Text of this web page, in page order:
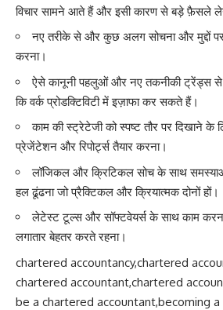
विचार सामने आते हैं और इसी कारण से बड़े फ़ैसले
नए तरीके से और कुछ अलग सोचना और मुद्दों
करना।
ऐसे कानूनी पहलुओं और नए तकनीकी ट्रेंड्स
कि वर्क प्रोडक्टिविटी में इज़ाफा कर सकते हैं।
काम की स्ट्रेटेजी को स्पष्ट तौर पर दिखाने के
प्रेजेंटेशन और रिपोर्ट्स तैयार करना।
लॉजिकल और क्रिटिकल सोच के साथ
हल ढूंढना जो प्रैक्टिकल और क्रियात्मक दोनों हों।
लेटेस्ट टूल्स और सॉफ्टवेयर्स के साथ काम
लगातार बेहतर करते रहना।
chartered accountancy,chartered
chartered accountant,chartered
be a chartered accountant,becoming